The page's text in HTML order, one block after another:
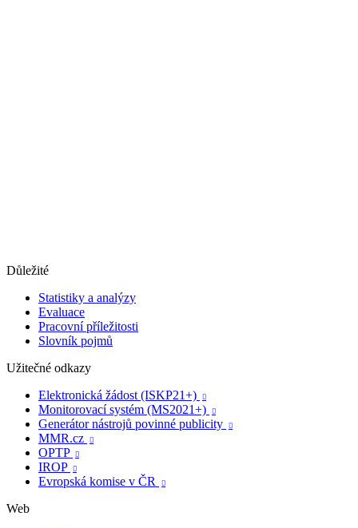
Důležité
Statistiky a analýzy
Evaluace
Pracovní příležitosti
Slovník pojmů
Užitečné odkazy
Elektronická žádost (ISKP21+)

Monitorovací systém (MS2021+) 
Generátor nástrojů povinné publicity 
MMR.cz 
OPTP 
IROP 
Evropská komise v ČR 
Web